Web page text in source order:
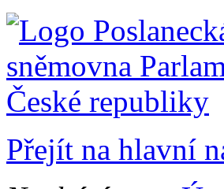
Přejít na hlavní